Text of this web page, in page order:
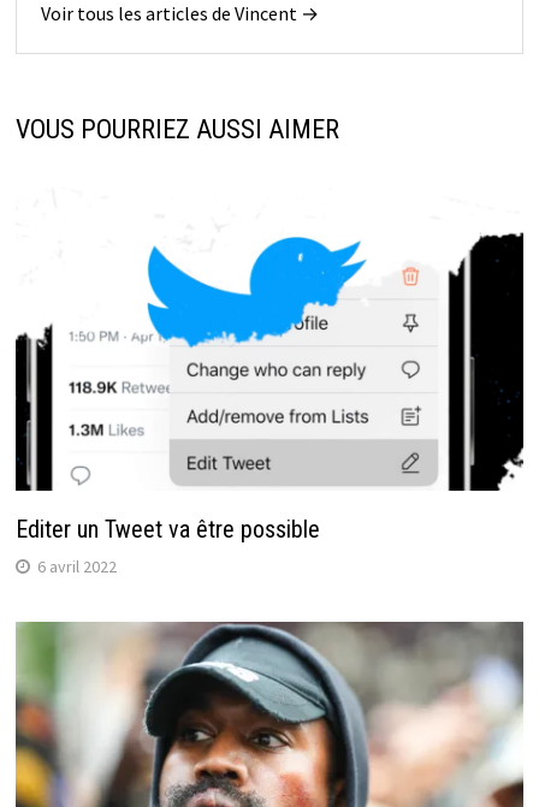
Voir tous les articles de Vincent →
VOUS POURRIEZ AUSSI AIMER
Editer un Tweet va être possible
6 avril 2022